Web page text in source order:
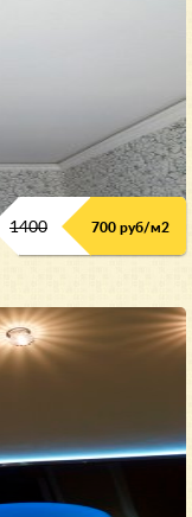
1400 700 руб/м2